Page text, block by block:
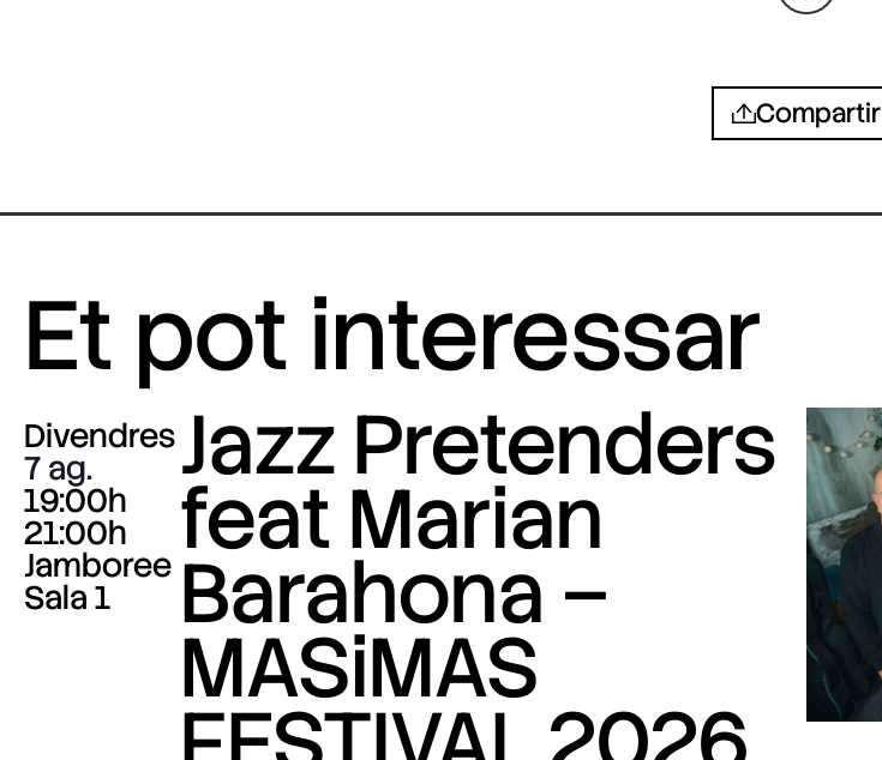
Compartir
Et pot interessar
Divendres
7 ag.
19:00h
21:00h
Jamboree
Sala 1
Jazz Pretenders
feat Marian
Barahona –
MASiMAS